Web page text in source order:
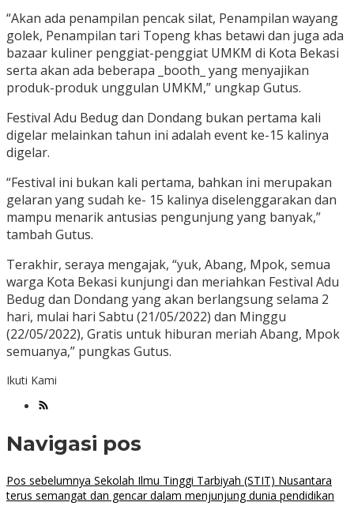
“Akan ada penampilan pencak silat, Penampilan wayang
golek, Penampilan tari Topeng khas betawi dan juga ada
bazaar kuliner penggiat-penggiat UMKM di Kota Bekasi
serta akan ada beberapa _booth_ yang menyajikan
produk-produk unggulan UMKM,” ungkap Gutus.
Festival Adu Bedug dan Dondang bukan pertama kali
digelar melainkan tahun ini adalah event ke-15 kalinya
digelar.
“Festival ini bukan kali pertama, bahkan ini merupakan
gelaran yang sudah ke- 15 kalinya diselenggarakan dan
mampu menarik antusias pengunjung yang banyak,”
tambah Gutus.
Terakhir, seraya mengajak, “yuk, Abang, Mpok, semua
warga Kota Bekasi kunjungi dan meriahkan Festival Adu
Bedug dan Dondang yang akan berlangsung selama 2
hari, mulai hari Sabtu (21/05/2022) dan Minggu
(22/05/2022), Gratis untuk hiburan meriah Abang, Mpok
semuanya,” pungkas Gutus.
Ikuti Kami
Navigasi pos
Pos sebelumnya Sekolah Ilmu Tinggi Tarbiyah (STIT) Nusantara
terus semangat dan gencar dalam menjunjung dunia pendidikan